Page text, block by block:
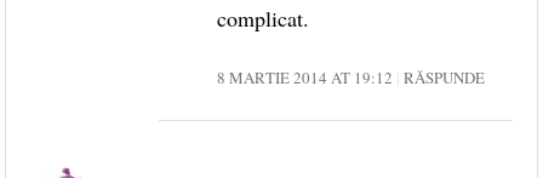
complicat.
8 MARTIE 2014 AT 19:12 RĂSPUNDE